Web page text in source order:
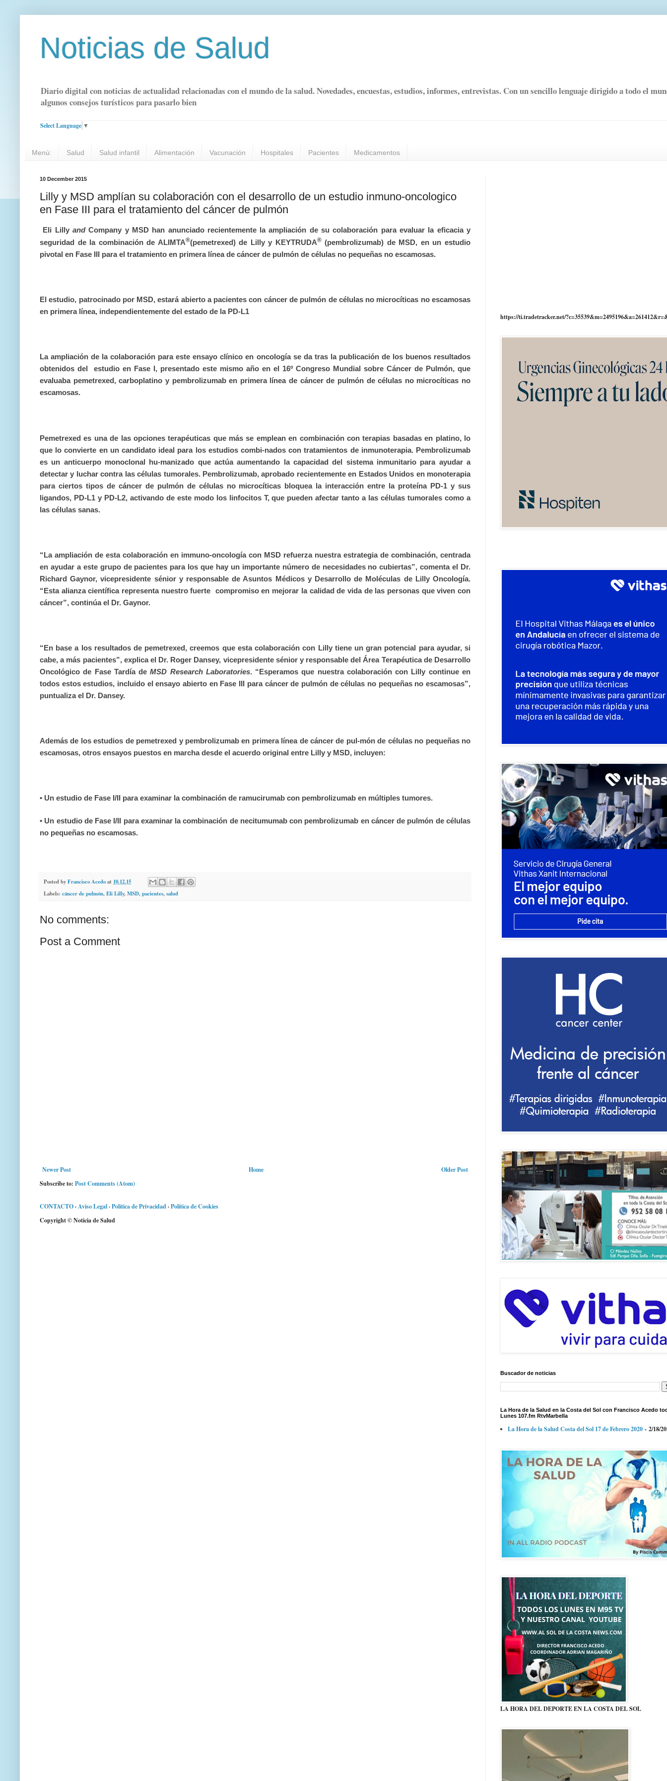
Noticias de Salud
Diario digital con noticias de actualidad relacionadas con el mundo de la salud. Novedades, encuestas, estudios, informes, entrevistas. Con un sencillo lenguaje dirigido a todo el
algunos consejos turísticos para pasarlo bien
Select Language ▼
Menú: Salud Salud infantil Alimentación Vacunación Hospitales Pacientes Medicamentos
10 December 2015
Lilly y MSD amplían su colaboración con el desarrollo de un estudio inmuno-oncologico
Eli Lilly andCompany y MSD han anunciado recientemente la ampliación de su colaboración para evaluar la eficacia y
seguridad de la combinación de ALIMTA®(pemetrexed) de Lilly y KEYTRUDA®(pembrolizumab) de MSD, en un estudio
pivotal en Fase III para el tratamiento en primera línea de cáncer de pulmón de células no pequeñas no escamosas.
El estudio, patrocinado por MSD, estará abierto a pacientes con cáncer de pulmón de células no microcíticas no escamosas
en primera línea, independientemente del estado de la PD-L1
La ampliación de la colaboración para este ensayo clínico en oncología se da tras la publicación de los buenos resultados
obtenidos del estudio en Fase I, presentado este mismo año en el 16º Congreso Mundial sobre Cáncer de Pulmón, que
evaluaba pemetrexed, carboplatino y pembrolizumab en primera línea de cáncer de pulmón de células no microcíticas no
escamosas.
Pemetrexed es una de las opciones terapéuticas que más se emplean en combinación con terapias basadas en platino, lo
que lo convierte en un candidato ideal para los estudios combi-nados con tratamientos de inmunoterapia. Pembrolizumab
es un anticuerpo monoclonal hu-manizado que actúa aumentando la capacidad del sistema inmunitario para ayudar a
detectar y luchar contra las células tumorales. Pembrolizumab, aprobado recientemente en Estados Unidos en monoterapia
para ciertos tipos de cáncer de pulmón de células no microcíticas bloquea la interacción entre la proteína PD-1 y sus
ligandos, PD-L1 y PD-L2, activando de este modo los linfocitos T, que pueden afectar tanto a las células tumorales como a
las células sanas.
“La ampliación de esta colaboración en immuno-oncología con MSD refuerza nuestra estrategia de combinación, centrada
en ayudar a este grupo de pacientes para los que hay un importante número de necesidades no cubiertas”, comenta el Dr.
Richard Gaynor, vicepresidente sénior y responsable de Asuntos Médicos y Desarrollo de Moléculas de Lilly Oncología.
“Esta alianza científica representa nuestro fuerte compromiso en mejorar la calidad de vida de las personas que viven con
cáncer”, continúa el Dr. Gaynor.
“En base a los resultados de pemetrexed, creemos que esta colaboración con Lilly tiene un gran potencial para ayudar, si
cabe, a más pacientes”, explica el Dr. Roger Dansey, vicepresidente sénior y responsable del Área Terapéutica de Desarrollo
Oncológico de Fase Tardía deMSD Research Laboratories. “Esperamos que nuestra colaboración con Lilly continue en
todos estos estudios, incluido el ensayo abierto en Fase III para cáncer de pulmón de células no pequeñas no escamosas”,
puntualiza el Dr. Dansey.
Además de los estudios de pemetrexed y pembrolizumab en primera línea de cáncer de pul-món de células no pequeñas no
escamosas, otros ensayos puestos en marcha desde el acuerdo original entre Lilly y MSD, incluyen:
• Un estudio de Fase I/II para examinar la combinación de ramucirumab con pembrolizumab en múltiples tumores.
• Un estudio de Fase I/II para examinar la combinación de necitumumab con pembrolizumab en cáncer de pulmón de células
no pequeñas no escamosas.
Posted byFrancisco Acedoat 10.12.15
Labels: cáncer de pulmón,Eli Lilly,MSD,pacientes,salud
No comments:
Post a Comment
Newer Post Older Post
Home
Subscribe to: Post Comments (Atom)
CONTACTO·Aviso Legal·Política de Privacidad·Política de Cookies
Copyright © Noticia de Salud
https://ti.tradetracker.net/
Buscador de noticias
La Hora de la Salud en la Costa del Sol con Francisco Acedo
Lunes 107.fm RtvMarbella
La Hora de la Salud Costa del Sol 17 de Febrero 2020 - 2/18/
LA HORA DEL DEPORTE EN LA COSTA DEL SOL